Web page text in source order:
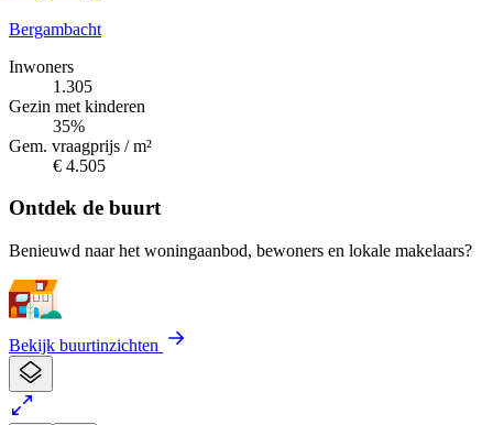
Bergambacht
Inwoners
1.305
Gezin met kinderen
35%
Gem. vraagprijs / m²
€ 4.505
Ontdek de buurt
Benieuwd naar het woningaanbod, bewoners en lokale makelaars?
Bekijk buurtinzichten